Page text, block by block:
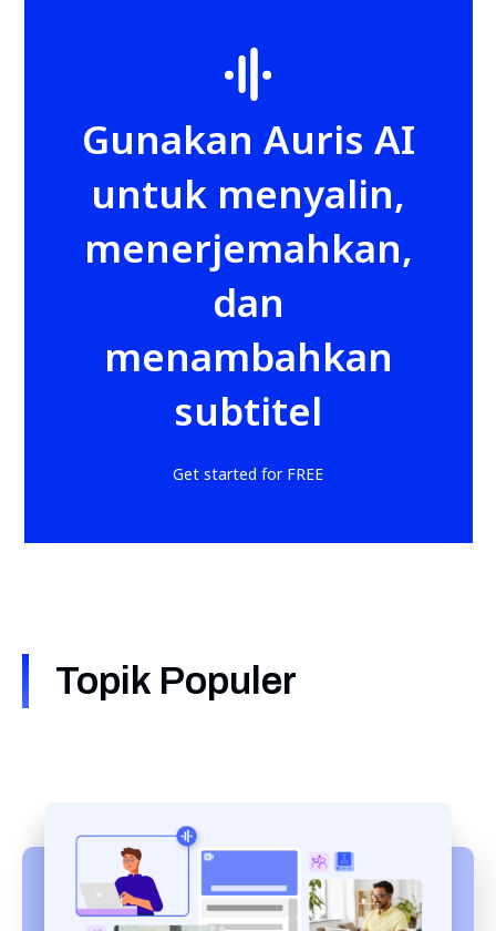
Gunakan Auris AI
untuk menyalin,
menerjemahkan,
dan
menambahkan
subtitel
Get started for FREE
Topik Populer